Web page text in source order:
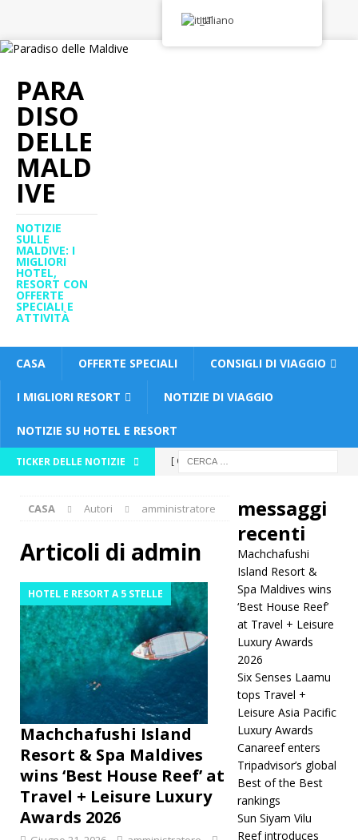
PARA
DISO
DELLE
MALD
IVE
NOTIZIE
SULLE
MALDIVE: I
MIGLIORI
HOTEL,
RESORT CON
OFFERTE
SPECIALI E
ATTIVITÀ
CASA OFFERTE SPECIALI CONSIGLI DI VIAGGIO
I MIGLIORI RESORT NOTIZIE DI VIAGGIO
NOTIZIE SU HOTEL E RESORT
TICKER DELLE NOTIZIE
[ Giugno
Machchaf
ushi Island
Spa
Maldives
wins ‘Best
Reef’ at
Travel +
Leisure
CASA Autori amministratore
Articoli di admin
HOTEL E RESORT A 5 STELLE
Machchafushi Island
Resort & Spa Maldives
wins ‘Best House Reef’ at
Travel + Leisure Luxury
Awards 2026
messaggi
recenti
Machchafushi
Island Resort &
Spa Maldives wins
‘Best House Reef’
at Travel + Leisure
Luxury Awards
2026
Six Senses Laamu
tops Travel +
Leisure Asia Pacific
Luxury Awards
Canareef enters
Tripadvisor’s global
Best of the Best
rankings
Sun Siyam Vilu
Reef introduces
Italiano